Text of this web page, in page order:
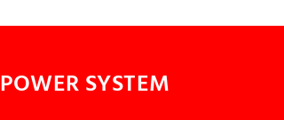
POWER SYSTEM